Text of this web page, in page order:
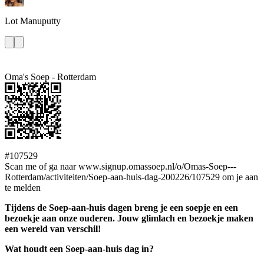
Lot Manuputty
Oma's Soep - Rotterdam
#107529
Scan me of ga naar www.signup.omassoep.nl/o/Omas-Soep---
Rotterdam/activiteiten/Soep-aan-huis-dag-200226/107529 om je aan
te melden
Tijdens de Soep-aan-huis dagen breng je een soepje en een
bezoekje aan onze ouderen. Jouw glimlach en bezoekje maken
een wereld van verschil!
Wat houdt een Soep-aan-huis dag in?